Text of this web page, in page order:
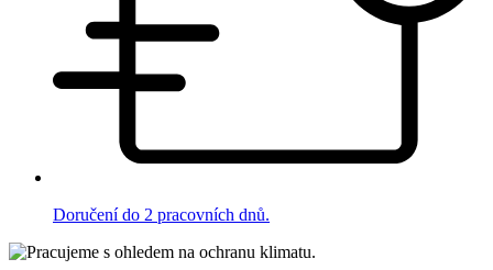
Doručení do 2 pracovních dnů.